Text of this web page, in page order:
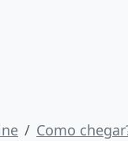
Como